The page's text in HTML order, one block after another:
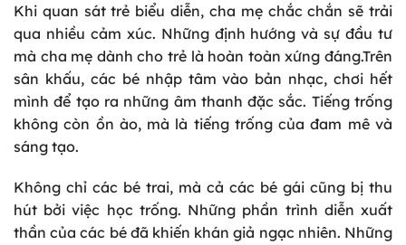
Khi quan sát trẻ biểu diễn, cha mẹ chắc chắn sẽ trải
qua nhiều cảm xúc. Những định hướng và sự đầu tư
mà cha mẹ dành cho trẻ là hoàn toàn xứng đáng.Trên
sân khấu, các bé nhập tâm vào bản nhạc, chơi hết
mình để tạo ra những âm thanh đặc sắc. Tiếng trống
không còn ồn ào, mà là tiếng trống của đam mê và
sáng tạo.
Không chỉ các bé trai, mà cả các bé gái cũng bị thu
hút bởi việc học trống. Những phần trình diễn xuất
thần của các bé đã khiến khán giả ngạc nhiên. Những